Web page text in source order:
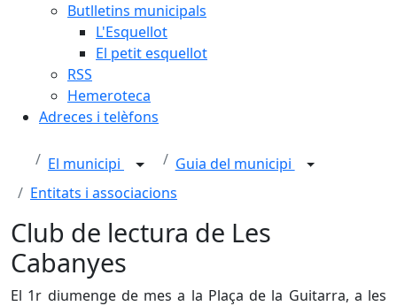
Butlletins municipals
L'Esquellot
El petit esquellot
RSS
Hemeroteca
Adreces i telèfons
El municipi
Guia del municipi
Entitats i associacions
Club de lectura de Les
Cabanyes
El 1r diumenge de mes a la Plaça de la Guitarra, a les